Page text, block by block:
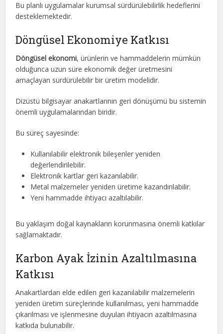
Bu planlı uygulamalar kurumsal sürdürülebilirlik hedeflerini
desteklemektedir.
Döngüsel Ekonomiye Katkısı
Döngüsel ekonomi, ürünlerin ve hammaddelerin mümkün
olduğunca uzun süre ekonomik değer üretmesini
amaçlayan sürdürülebilir bir üretim modelidir.
Dizüstü bilgisayar anakartlarının geri dönüşümü bu sistemin
önemli uygulamalarından biridir.
Bu süreç sayesinde:
Kullanılabilir elektronik bileşenler yeniden
değerlendirilebilir.
Elektronik kartlar geri kazanılabilir.
Metal malzemeler yeniden üretime kazandırılabilir.
Yeni hammadde ihtiyacı azaltılabilir.
Bu yaklaşım doğal kaynakların korunmasına önemli katkılar
sağlamaktadır.
Karbon Ayak İzinin Azaltılmasına
Katkısı
Anakartlardan elde edilen geri kazanılabilir malzemelerin
yeniden üretim süreçlerinde kullanılması, yeni hammadde
çıkarılması ve işlenmesine duyulan ihtiyacın azaltılmasına
katkıda bulunabilir.